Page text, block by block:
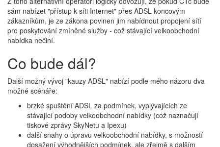
sám nabízet "přístup k síti Internet" přes ADSL koncovým
zákazníkům, je ze zákona povinen jim nabídnout propojení sítí
pro poskytování zmíněné služby - což stávající velkoobchodní
nabídka nečiní.
Co bude dál?
Další možný vývoj "kauzy ADSL" nabízí podle mého názoru dva
možné scénáře:
brzké spuštění ADSL za podmínek, vyplývajících ze
stávající podoby velkoobchodní nabídky (což naznačují
tiskové zprávy SkyNetu a Ipexu)
další snahy o úpravu velkoobchodní nabídky, s možností
dosažení výhodnějších podmínek, ale zřejmě s dalším